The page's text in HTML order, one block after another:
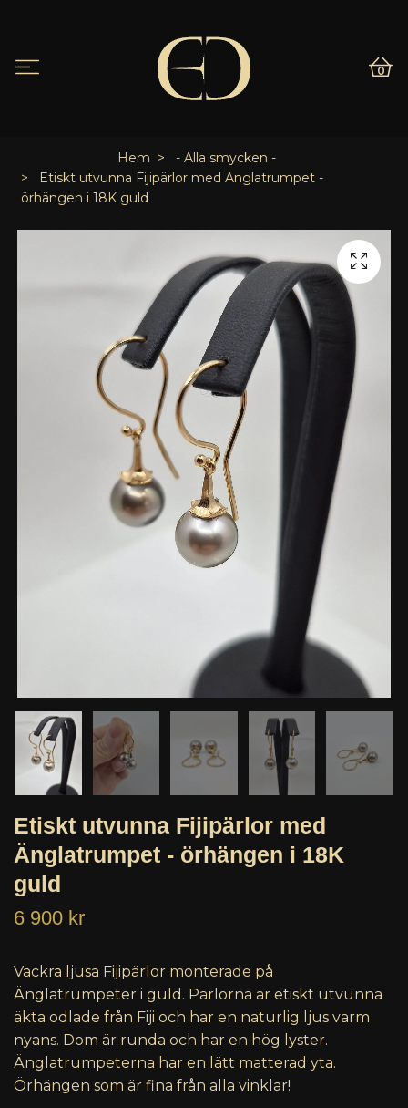
0
Hem
- Alla smycken -
Etiskt utvunna Fijipärlor med Änglatrumpet -
örhängen i 18K guld
Etiskt utvunna Fijipärlor med
Änglatrumpet - örhängen i 18K
guld
6 900 kr
Vackra ljusa Fijipärlor monterade på
Änglatrumpeter i guld. Pärlorna är etiskt utvunna
äkta odlade från Fiji och har en naturlig ljus varm
nyans. Dom är runda och har en hög lyster.
Änglatrumpeterna har en lätt matterad yta.
Örhängen som är fina från alla vinklar!